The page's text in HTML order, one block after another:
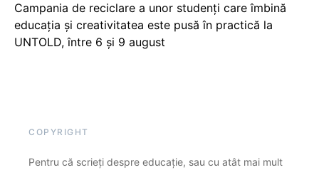
Campania de reciclare a unor studenți care îmbină
educația și creativitatea este pusă în practică la
UNTOLD, între 6 și 9 august
COPYRIGHT
Pentru că scrieți despre educație, sau cu atât mai mult